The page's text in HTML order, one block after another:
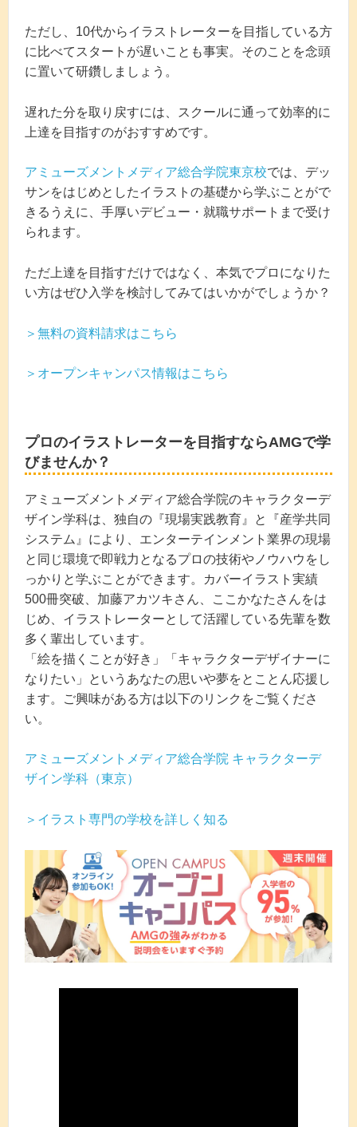
ただし、10代からイラストレーターを目指している方
に比べてスタートが遅いことも事実。そのことを念頭
に置いて研鑽しましょう。
遅れた分を取り戻すには、スクールに通って効率的に
上達を目指すのがおすすめです。
アミューズメントメディア総合学院東京校では、デッ
サンをはじめとしたイラストの基礎から学ぶことがで
きるうえに、手厚いデビュー・就職サポートまで受け
られます。
ただ上達を目指すだけではなく、本気でプロになりた
い方はぜひ入学を検討してみてはいかがでしょうか？
＞無料の資料請求はこちら
＞オープンキャンパス情報はこちら
プロのイラストレーターを目指すならAMGで学
びませんか？
アミューズメントメディア総合学院のキャラクターデ
ザイン学科は、独自の『現場実践教育』と『産学共同
システム』により、エンターテインメント業界の現場
と同じ環境で即戦力となるプロの技術やノウハウをし
っかりと学ぶことができます。カバーイラスト実績
500冊突破、加藤アカツキさん、ここかなたさんをは
じめ、イラストレーターとして活躍している先輩を数
多く輩出しています。
「絵を描くことが好き」「キャラクターデザイナーに
なりたい」というあなたの思いや夢をとことん応援し
ます。ご興味がある方は以下のリンクをご覧くださ
い。
アミューズメントメディア総合学院 キャラクターデ
ザイン学科（東京）
＞イラスト専門の学校を詳しく知る